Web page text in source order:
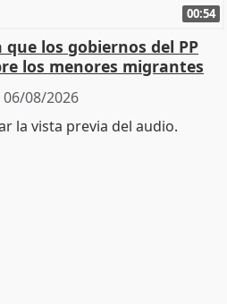
00:54
que los gobiernos del PP
los menores migrantes
06/08/2026